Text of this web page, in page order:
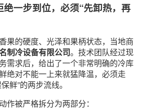
绝一步到位，必须“先卸热，再
果的硬度、光泽和果柄状态，当地商
制冷设备有限公司。技术团队经过现
需求后，给出了一个非常明确的冷库
绝对不能一上来就猛降温，必须走
鲜”的两步流线。
作被严格拆分为两部分：